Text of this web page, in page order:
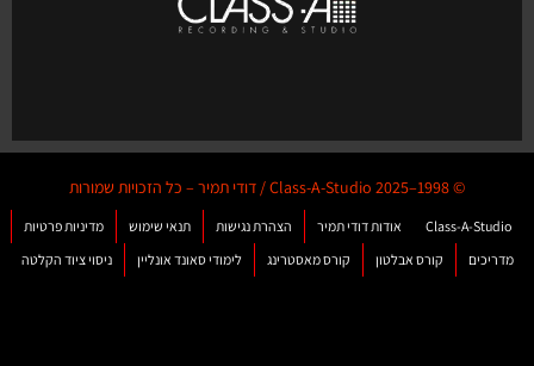
© 1998–2025 Class-A-Studio / דודי תמיר – כל הזכויות שמורות
Class-A-Studio אודות דודי תמיר הצהרת נגישות תנאי שימוש
מדיניות פרטיות
מדריכים
קורס אבלטון קורס מאסטרינג לימודי סאונד אונליין ניסוי ציוד הקלטה